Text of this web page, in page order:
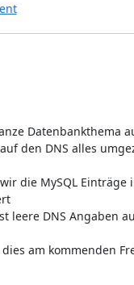
Datenbankthema
den DNS alles
die MySQL Einträge
leere DNS Angaben
am kommenden